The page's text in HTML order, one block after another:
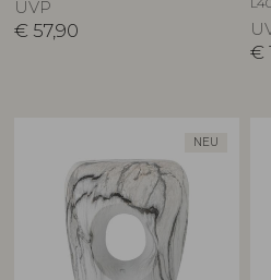
UVP
€ 57,90
€
NEU